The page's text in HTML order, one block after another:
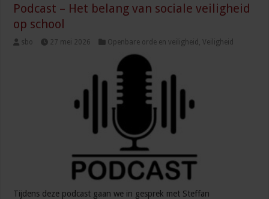
Podcast – Het belang van sociale veiligheid
op school
sbo 27 mei 2026 Openbare orde en veiligheid ,Veiligheid
Tijdens deze podcast gaan we in gesprek met Steffan